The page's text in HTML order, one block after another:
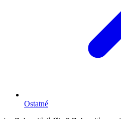
Ostatné